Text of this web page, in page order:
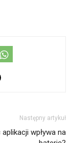
Następny artykuł
wpływa na